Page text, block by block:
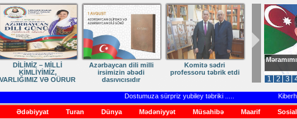
1 2 3
Zəfərdən Qayıdışa –
Həsrətin Sonu Yaxındır
ANA DİLİMİZ – MİLLİ
KİMLİYİMİZDİR
Ruhumuzun manifesti
Dostumuza sürpriz yubiley təbriki .....
Ədəbiyyat Turan Dünya Mədəniyyət Müsahibə Maarif